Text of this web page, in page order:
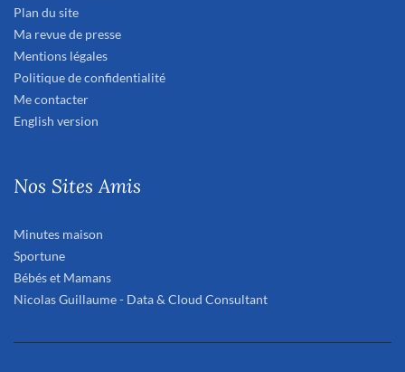
Plan du site
Ma revue de presse
Mentions légales
Politique de confidentialité
Me contacter
English version
Nos Sites Amis
Minutes maison
Sportune
Bébés et Mamans
Nicolas Guillaume - Data & Cloud Consultant